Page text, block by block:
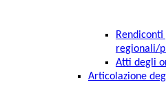
regionali/
Atti degli
Articolazione